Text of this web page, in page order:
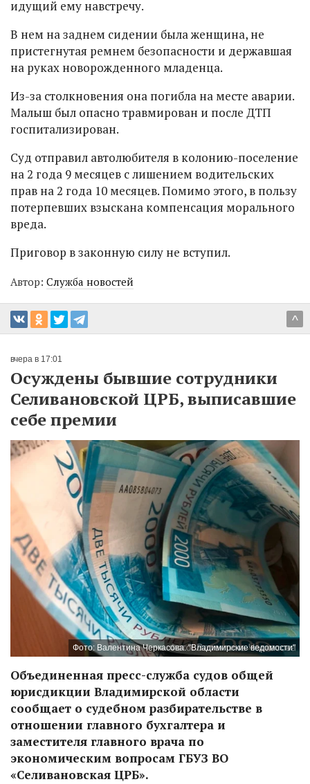
идущий ему навстречу.
В нем на заднем сидении была женщина, не
пристегнутая ремнем безопасности и державшая
на руках новорожденного младенца.
Из-за столкновения она погибла на месте аварии.
Малыш был опасно травмирован и после ДТП
госпитализирован.
Суд отправил автолюбителя в колонию-поселение
на 2 года 9 месяцев с лишением водительских
прав на 2 года 10 месяцев. Помимо этого, в пользу
потерпевших взыскана компенсация морального
вреда.
Приговор в законную силу не вступил.
Автор: Служба новостей
^
вчера в 17:01
Осуждены бывшие сотрудники
Селивановской ЦРБ, выписавшие
себе премии
Фото: Валентина Черкасова. "Владимирские ведомости"
Объединенная пресс-служба судов общей
юрисдикции Владимирской области
сообщает о судебном разбирательстве в
отношении главного бухгалтера и
заместителя главного врача по
экономическим вопросам ГБУЗ ВО
«Селивановская ЦРБ».